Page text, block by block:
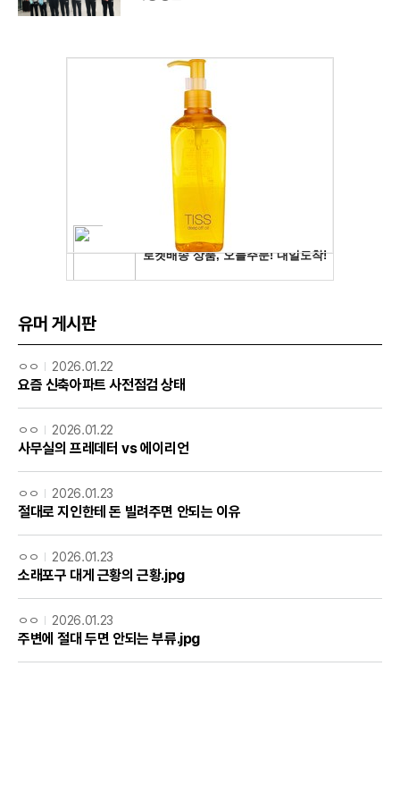
유머 게시판
ㅇㅇ 2026.01.22
요즘 신축아파트 사전점검 상태
ㅇㅇ 2026.01.22
사무실의 프레데터 vs 에이리언
ㅇㅇ 2026.01.23
절대로 지인한테 돈 빌려주면 안되는 이유
ㅇㅇ 2026.01.23
소래포구 대게 근황의 근황.jpg
ㅇㅇ 2026.01.23
주변에 절대 두면 안되는 부류.jpg